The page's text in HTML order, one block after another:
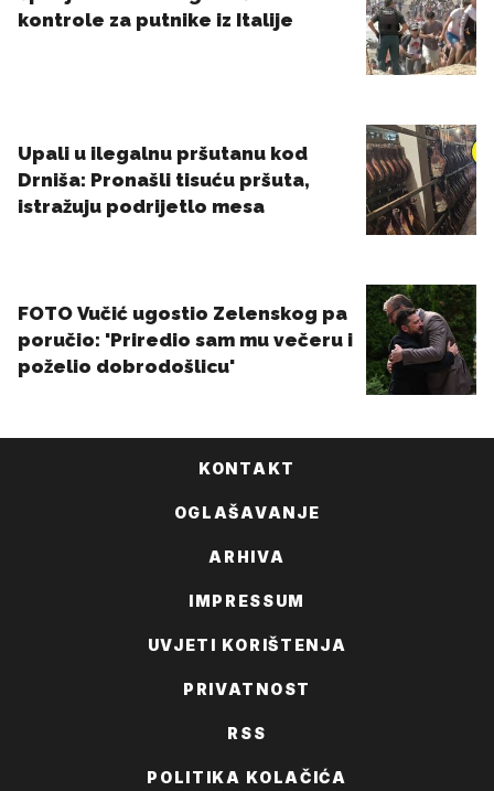
KONTAKT
OGLAŠAVANJE
ARHIVA
IMPRESSUM
UVJETI KORIŠTENJA
PRIVATNOST
RSS
POLITIKA KOLAČIĆA